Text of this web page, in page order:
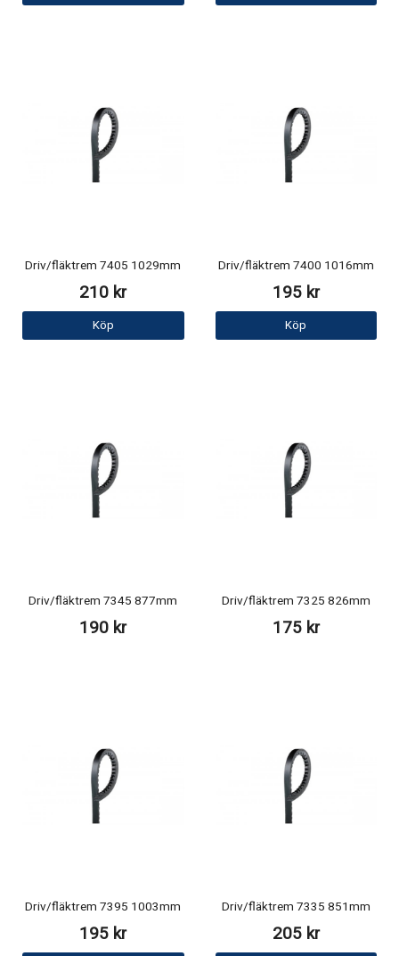
Driv/fläktrem 7405 1029mm
210 kr
Köp
Driv/fläktrem 7400 1016mm
195 kr
Köp
Driv/fläktrem 7345 877mm
190 kr
Driv/fläktrem 7325 826mm
175 kr
Driv/fläktrem 7395 1003mm
195 kr
Driv/fläktrem 7335 851mm
205 kr